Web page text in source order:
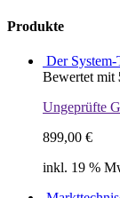
Produkte
Der
Bewertet mit
Ungeprüfte
899,00 €
inkl. 19 %